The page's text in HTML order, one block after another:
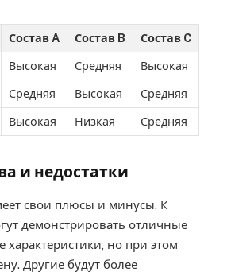
Состав A Состав B Состав C
Высокая Средняя Высокая
Средняя Высокая Средняя
Высокая Низкая Средняя
и недостатки
свои плюсы и минусы. К
демонстрировать отличные
характеристики, но при этом
Другие будут более